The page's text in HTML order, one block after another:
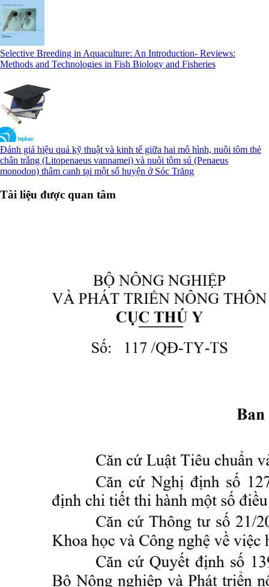
Selective Breeding in Aquaculture: An Introduction- Reviews:
Methods and Technologies in Fish Biology and Fisheries
Đánh giá hiệu quả kỹ thuật và kinh tế giữa hai mô hình, nuôi tôm thẻ
chân trắng (Litopenaeus vannamei) và nuôi tôm sú (Penaeus
monodon) thâm canh tại một số huyện ở Sóc Trăng
Tài liệu được quan tâm